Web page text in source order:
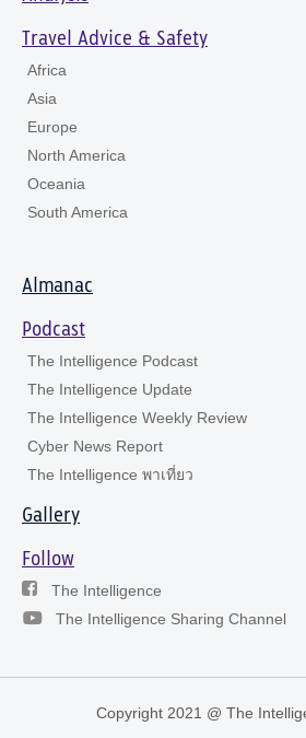
Travel Advice & Safety
Africa
Asia
Europe
North America
Oceania
South America
Almanac
Podcast
The Intelligence Podcast
The Intelligence Update
The Intelligence Weekly Review
Cyber News Report
The Intelligence พาเที่ยว
Gallery
Follow
The Intelligence
The Intelligence Sharing Channel
Copyright 2021 @ The